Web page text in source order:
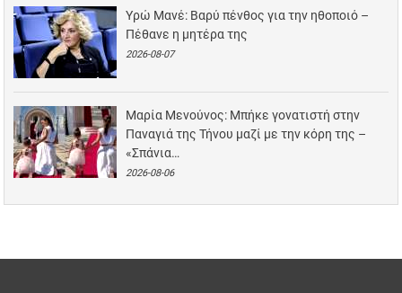
Υρώ Μανέ: Βαρύ πένθος για την ηθοποιό –
Πέθανε η μητέρα της
2026-08-07
Μαρία Μενούνος: Μπήκε γονατιστή στην
Παναγιά της Τήνου μαζί με την κόρη της –
«Σπάνια…
2026-08-06